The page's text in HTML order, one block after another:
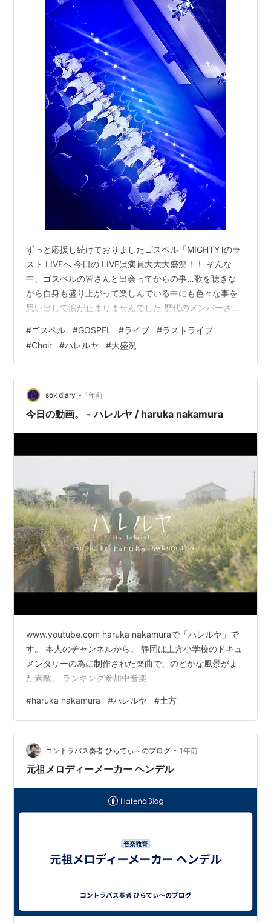
ずっと応援し続けておりましたゴスペル「MIGHTY｣のラ
スト LIVEへ 今日の LIVEは満員大大大盛況！！ そんな
中、ゴスペルの皆さんと出会ってからの事…歌を聴きな
がら自身も盛り上がって楽しんでいる中にも色々な事を
思い出して涙が止まりませんでした 歴代のメンバーさん
謝しかありません 今日は久々に皆さんと会えて本当に本
当に嬉しかったです！ マイティー最高！心からありがと
うございました✨ そしてこれからもよろしくお願いいた
します Mon“Design-NeT”
#ゴスペル #GOSPEL #ライブ #ラストライブ
#Choir #ハレルヤ #大盛況
sox diary • 1年前
今日の動画。 - ハレルヤ / haruka nakamura
www.youtube.com haruka nakamuraで「ハレルヤ」で
す。 本人のチャンネルから。 静岡は土方小学校のドキュ
メンタリーの為に制作された楽曲で、のどかな風景がま
た素敵。 ランキング参加中音楽
#haruka nakamura #ハレルヤ #土方
コントラバス奏者 ひらてぃ～のブログ • 1年前
元祖メロディーメーカー ヘンデル